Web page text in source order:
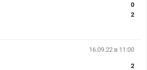
0
2
16.09.22 в 11:00
2